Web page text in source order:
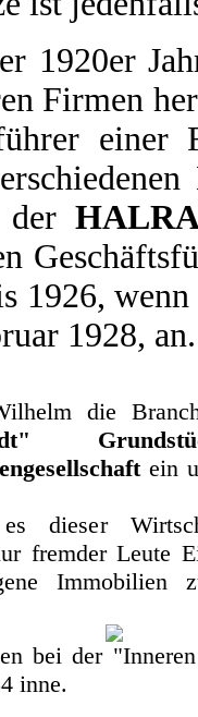
1920er
Firmen
einer
1926,
1928, an.
die
ein
dieser
fremder Leute
Immobilien
bei der
inne.